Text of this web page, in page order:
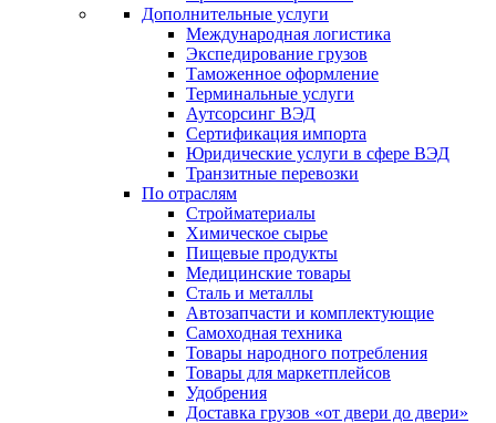
Дополнительные услуги
Международная логистика
Экспедирование грузов
Таможенное оформление
Терминальные услуги
Аутсорсинг ВЭД
Сертификация импорта
Юридические услуги в сфере ВЭД
Транзитные перевозки
По отраслям
Стройматериалы
Химическое сырье
Пищевые продукты
Медицинские товары
Сталь и металлы
Автозапчасти и комплектующие
Самоходная техника
Товары народного потребления
Товары для маркетплейсов
Удобрения
Доставка грузов «от двери до двери»